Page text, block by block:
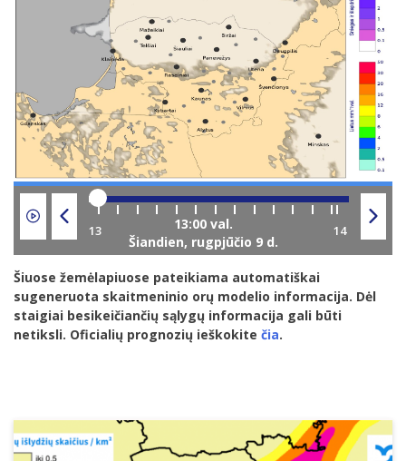
Šiandien, rugpjūčio 9 d.
Šiuose žemėlapiuose pateikiama automatiškai
sugeneruota skaitmeninio orų modelio informacija. Dėl
staigiai besikeičiančių sąlygų informacija gali būti
netiksli. Oficialių prognozių ieškokite čia.